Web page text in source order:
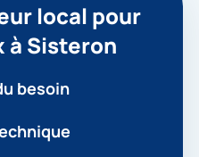
local pour
à Sisteron
besoin